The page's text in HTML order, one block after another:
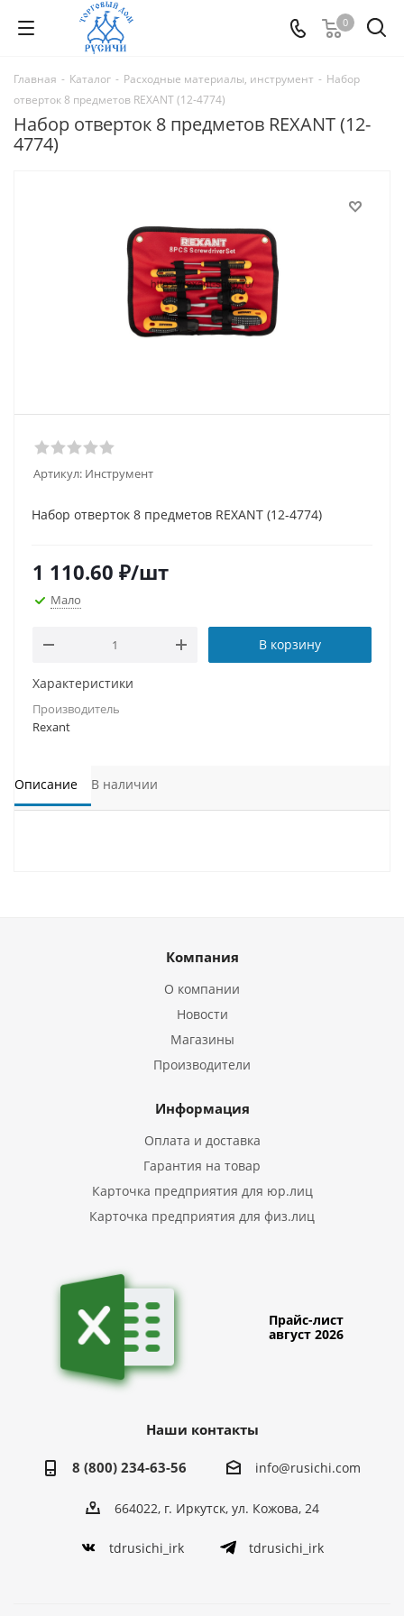
0
Главная - Каталог - Расходные материалы, инструмент - Набор
отверток 8 предметов REXANT (12-4774)
Набор отверток 8 предметов REXANT (12-
4774)
Артикул: Инструмент
Набор отверток 8 предметов REXANT (12-4774)
1 110.60 ₽/шт
Мало
В корзину
Характеристики
Производитель
Rexant
Описание В наличии
Компания
О компании
Новости
Магазины
Производители
Информация
Оплата и доставка
Гарантия на товар
Карточка предприятия для юр.лиц
Карточка предприятия для физ.лиц
Прайс-лист
август 2026
Наши контакты
8 (800) 234-63-56 info@rusichi.com
664022, г. Иркутск, ул. Кожова, 24
tdrusichi_irk tdrusichi_irk